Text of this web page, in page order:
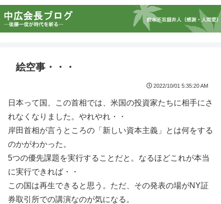
絵空事・・・
2022/10/01 5:35:20 AM
日本って国、この首相では、米国の投資家たちに相手にさ
れなくなりました。やれやれ・・
岸田首相が言うところの「新しい資本主義」とは何をする
のかがわかった。
5つの優先課題を実行することだと。なるほどこれが本当
に実行できれば・・
この国は再生できると思う。ただ、その発表の場がNY証
券取引所での講演なのが気になる。